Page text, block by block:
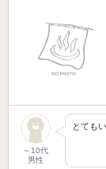
～10代
男性
とても